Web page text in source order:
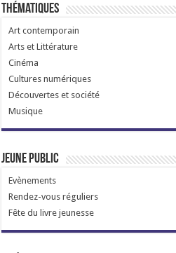
Thématiques
Art contemporain
Arts et Littérature
Cinéma
Cultures numériques
Découvertes et société
Musique
Jeune public
Evènements
Rendez-vous réguliers
Fête du livre jeunesse